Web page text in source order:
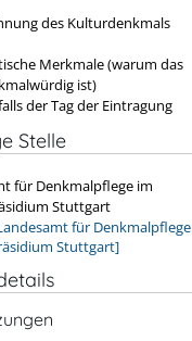
des Kulturdenkmals
Merkmale (warum das
ist)
der Tag der Eintragung
Stelle
für Denkmalpflege im
Stuttgart
für Denkmalpflege
Stuttgart]